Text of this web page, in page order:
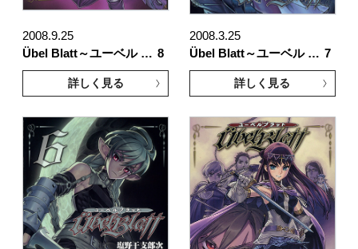
2008.9.25
Übel Blatt～ユーベル … 8
詳しく見る
2008.3.25
Übel Blatt～ユーベル … 7
詳しく見る